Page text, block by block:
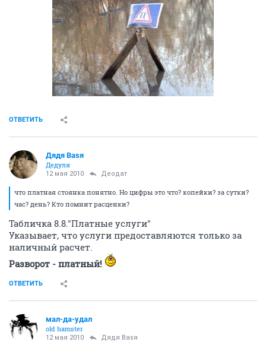
ОТВЕТИТЬ
Дядя Ваsя
Дедуля
12 мая 2010 Деодат
что платная стоянка понятно. Но цифры это что? копейки? за сутки?
час? день? Кто помнит расценки?
Табличка 8.8."Платные услуги"
Указывает, что услуги предоставляются только за
наличный расчет.
Разворот - платный!
ОТВЕТИТЬ
мал-да-удал
old hamster
12 мая 2010 Дядя Ваsя